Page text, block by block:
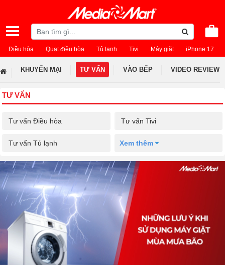
Điều hòa Quạt điều hòa Tủ lạnh Tivi Máy giặt iPhone 17
KHUYẾN MẠI TƯ VẤN VÀO BẾP VIDEO REVIEW
TƯ VẤN
Tư vấn Điều hòa Tư vấn Tivi
Tư vấn Tủ lạnh Xem thêm